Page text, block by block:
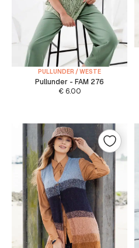
PULLUNDER / WESTE
Pullunder - FAM 276
€6.00